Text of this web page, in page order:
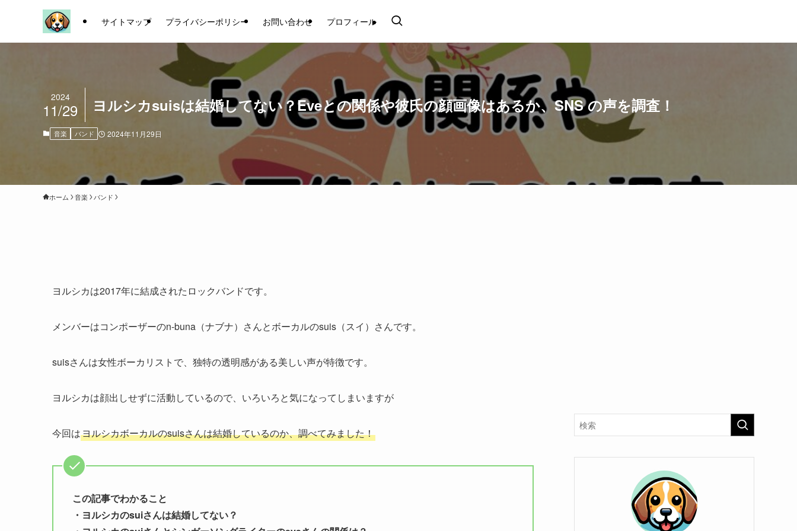
サイトマップ プライバシーポリシー お問い合わせ プロフィール
ヨルシカsuisは結婚してない？Eveとの関係や彼氏の顔画像はあるか、SNS の声を調査！
2024
11/29
音楽 バンド 2024年11月29日
ホーム 音楽 バンド
ヨルシカは2017年に結成されたロックバンドです。
メンバーはコンポーザーのn-buna（ナブナ）さんとボーカルのsuis（スイ）さんです。
suisさんは女性ボーカリストで、独特の透明感がある美しい声が特徴です。
ヨルシカは顔出しせずに活動しているので、いろいろと気になってしまいますが
今回はヨルシカボーカルのsuisさんは結婚しているのか、調べてみました！
この記事でわかること
・ヨルシカのsuiさんは結婚してない？